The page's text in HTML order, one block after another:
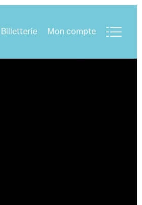
Billetterie Mon compte